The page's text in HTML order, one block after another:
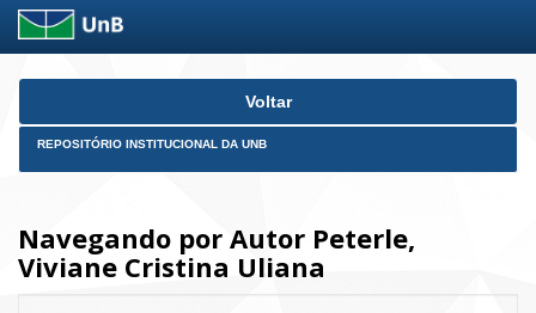
Skip
Voltar
REPOSITÓRIO INSTITUCIONAL DA UNB
Navegando por Autor Peterle,
Viviane Cristina Uliana